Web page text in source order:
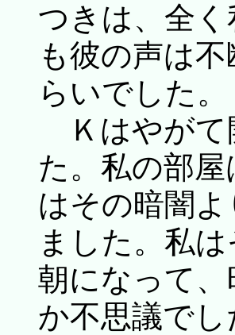
つきは、全
も彼の声は
らいでした。
Ｋはやがて
た。私の部
はその暗闇
ました。私
朝になって
か不思議で